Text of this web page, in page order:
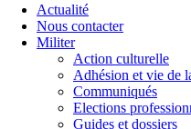
Actualité
Nous contacter
Militer
Action culturelle
Adhésion et vie de
Communiqués
Elections
Guides et dossiers